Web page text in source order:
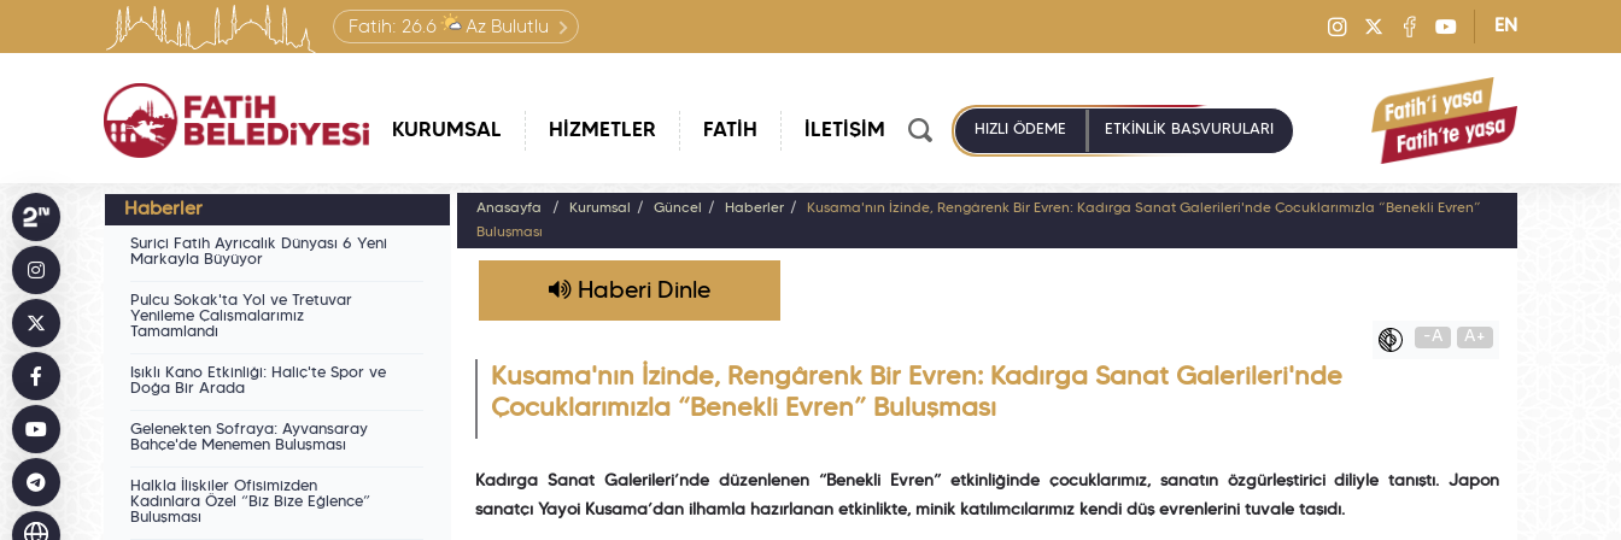
Fatih: 26.6 Az Bulutlu EN
KURUMSAL HİZMETLER FATİH İLETİŞİM HIZLI ÖDEME ETKİNLİK BAŞVURULARI
Haberler
Suriçi Fatih Ayrıcalık Dünyası 6 Yeni
Markayla Büyüyor
Pulcu Sokak'ta Yol ve Tretuvar
Yenileme Çalışmalarımız
Tamamlandı
Işıklı Kano Etkinliği: Haliç'te Spor ve
Doğa Bir Arada
Gelenekten Sofraya: Ayvansaray
Bahçe'de Menemen Buluşması
Halkla İlişkiler Ofisimizden
Kadınlara Özel “Biz Bize Eğlence”
Buluşması
Anasayfa Kurumsal Güncel Haberler
Kusama'nın İzinde, Rengârenk Bir Evren: Kadırga Sanat Galerileri'nde Çocuklarımızla “Benekli Evren”
Buluşması
Haberi Dinle
-A A+
Kusama'nın İzinde, Rengârenk Bir Evren: Kadırga Sanat Galerileri'nde
Çocuklarımızla “Benekli Evren” Buluşması
Kadırga Sanat Galerileri’nde düzenlenen “Benekli Evren” etkinliğinde çocuklarımız, sanatın özgürleştirici diliyle tanıştı. Japon
sanatçı Yayoi Kusama’dan ilhamla hazırlanan etkinlikte, minik katılımcılarımız kendi düş evrenlerini tuvale taşıdı.